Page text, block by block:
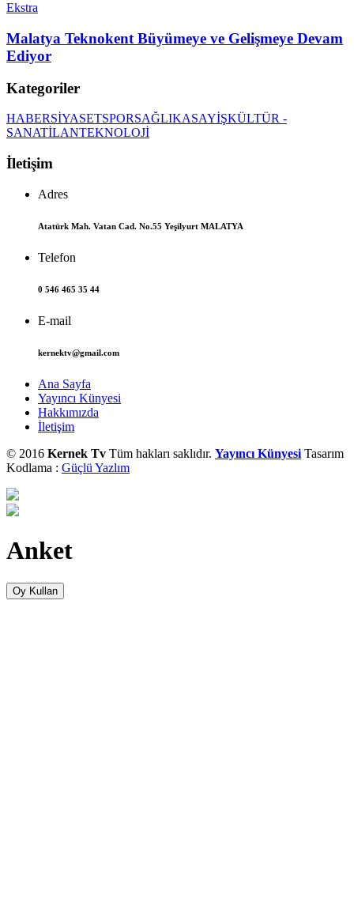
Ekstra
Malatya Teknokent Büyümeye ve Gelişmeye Devam
Ediyor
Kategoriler
HABERSİYASETSPORSAĞLIKASAYİŞKÜLTÜR -
SANATİLANTEKNOLOJİ
İletişim
Adres
Atatürk Mah. Vatan Cad. No.55 Yeşilyurt MALATYA
Telefon
0 546 465 35 44
E-mail
kernektv@gmail.com
Ana Sayfa
Yayıncı Künyesi
Hakkımızda
İletişim
© 2016 Kernek Tv Tüm hakları saklıdır. Yayıncı Künyesi Tasarım
Kodlama : Güçlü Yazlım
Anket